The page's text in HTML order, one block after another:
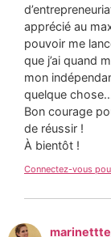
apprécié au
pouvoir me
que j’ai quand
mon
quelque
Bon courage
de réussir !
À bientôt !
Connectez-vous
marinettte